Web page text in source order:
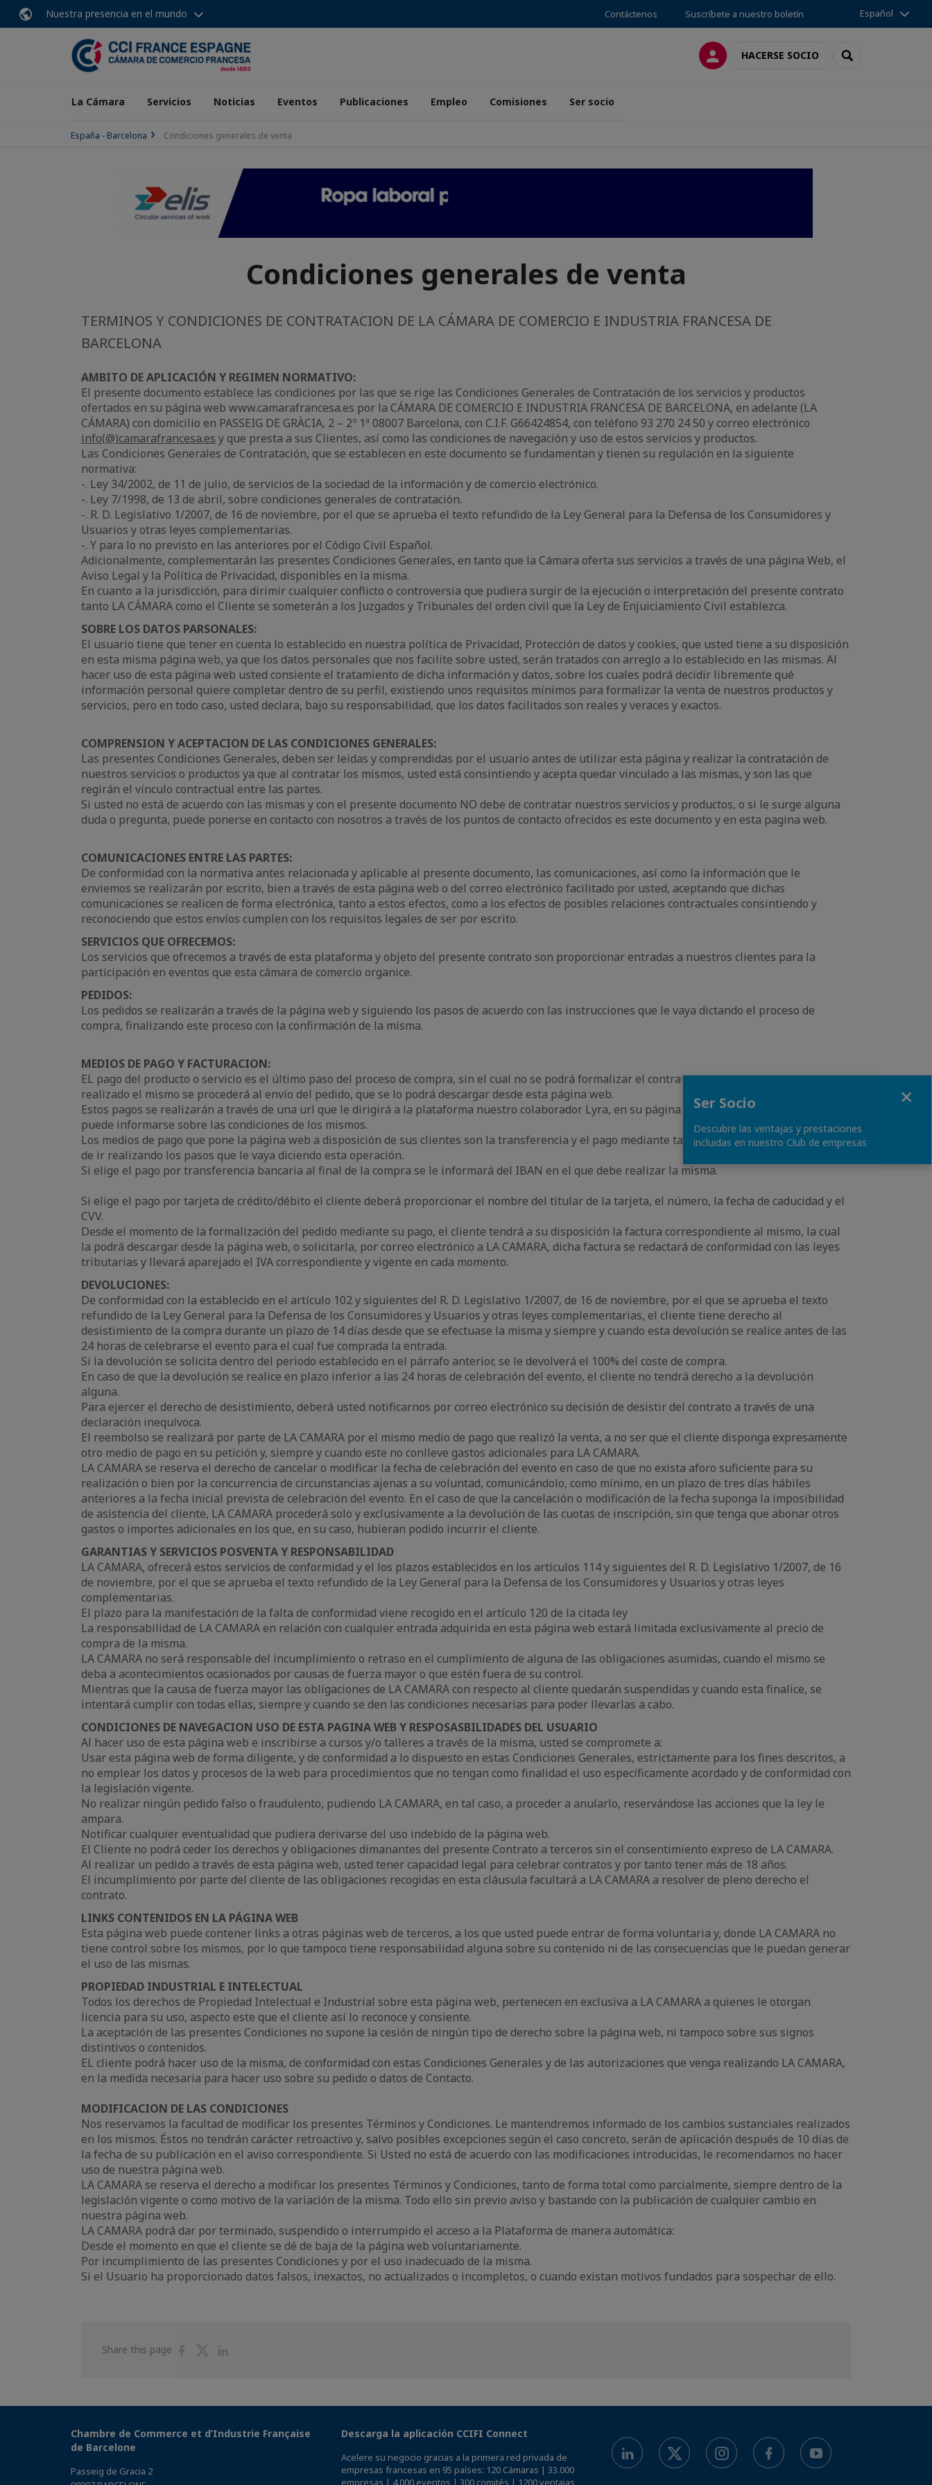
Nuestra presencia en el mundo Contáctenos Suscríbete a nuestro boletín Español
CONECTARSE
HACERSE SOCIO SEARCH
La Cámara Servicios Noticias Eventos Publicaciones Empleo Comisiones Ser socio
España - Barcelona Condiciones generales de venta
Condiciones generales de venta
TERMINOS Y CONDICIONES DE CONTRATACION DE LA CÁMARA DE COMERCIO E INDUSTRIA FRANCESA DE
BARCELONA
AMBITO DE APLICACIÓN Y REGIMEN NORMATIVO:
El presente documento establece las condiciones por las que se rige las Condiciones Generales de Contratación de los servicios y productos
ofertados en su página web www.camarafrancesa.es por la CÁMARA DE COMERCIO E INDUSTRIA FRANCESA DE BARCELONA, en adelante (LA
CÁMARA) con domicilio en PASSEIG DE GRÀCIA, 2 – 2º 1ª 08007 Barcelona, con C.I.F. G66424854, con teléfono 93 270 24 50 y correo electrónico
info(@)camarafrancesa.es y que presta a sus Clientes, así como las condiciones de navegación y uso de estos servicios y productos.
Las Condiciones Generales de Contratación, que se establecen en este documento se fundamentan y tienen su regulación en la siguiente
normativa:
-. Ley 34/2002, de 11 de julio, de servicios de la sociedad de la información y de comercio electrónico.
-. Ley 7/1998, de 13 de abril, sobre condiciones generales de contratación.
-. R. D. Legislativo 1/2007, de 16 de noviembre, por el que se aprueba el texto refundido de la Ley General para la Defensa de los Consumidores y
Usuarios y otras leyes complementarias.
-. Y para lo no previsto en las anteriores por el Código Civil Español.
Adicionalmente, complementarán las presentes Condiciones Generales, en tanto que la Cámara oferta sus servicios a través de una página Web, el
Aviso Legal y la Política de Privacidad, disponibles en la misma.
En cuanto a la jurisdicción, para dirimir cualquier conflicto o controversia que pudiera surgir de la ejecución o interpretación del presente contrato
tanto LA CÁMARA como el Cliente se someterán a los Juzgados y Tribunales del orden civil que la Ley de Enjuiciamiento Civil establezca.
SOBRE LOS DATOS PARSONALES:
El usuario tiene que tener en cuenta lo establecido en nuestra política de Privacidad, Protección de datos y cookies, que usted tiene a su disposición
en esta misma página web, ya que los datos personales que nos facilite sobre usted, serán tratados con arreglo a lo establecido en las mismas. Al
hacer uso de esta página web usted consiente el tratamiento de dicha información y datos, sobre los cuales podrá decidir libremente qué
información personal quiere completar dentro de su perfil, existiendo unos requisitos mínimos para formalizar la venta de nuestros productos y
servicios, pero en todo caso, usted declara, bajo su responsabilidad, que los datos facilitados son reales y veraces y exactos.
COMPRENSION Y ACEPTACION DE LAS CONDICIONES GENERALES:
Las presentes Condiciones Generales, deben ser leídas y comprendidas por el usuario antes de utilizar esta página y realizar la contratación de
nuestros servicios o productos ya que al contratar los mismos, usted está consintiendo y acepta quedar vinculado a las mismas, y son las que
regirán el vínculo contractual entre las partes.
Si usted no está de acuerdo con las mismas y con el presente documento NO debe de contratar nuestros servicios y productos, o si le surge alguna
duda o pregunta, puede ponerse en contacto con nosotros a través de los puntos de contacto ofrecidos es este documento y en esta pagina web.
COMUNICACIONES ENTRE LAS PARTES:
De conformidad con la normativa antes relacionada y aplicable al presente documento, las comunicaciones, así como la información que le
enviemos se realizarán por escrito, bien a través de esta página web o del correo electrónico facilitado por usted, aceptando que dichas
comunicaciones se realicen de forma electrónica, tanto a estos efectos, como a los efectos de posibles relaciones contractuales consintiendo y
reconociendo que estos envíos cumplen con los requisitos legales de ser por escrito.
SERVICIOS QUE OFRECEMOS:
Los servicios que ofrecemos a través de esta plataforma y objeto del presente contrato son proporcionar entradas a nuestros clientes para la
participación en eventos que esta cámara de comercio organice.
PEDIDOS:
Los pedidos se realizarán a través de la página web y siguiendo los pasos de acuerdo con las instrucciones que le vaya dictando el proceso de
compra, finalizando este proceso con la confirmación de la misma.
MEDIOS DE PAGO Y FACTURACION:
EL pago del producto o servicio es el último paso del proceso de compra, sin el cual no se podrá formalizar el contrato de compraventa y una vez
realizado el mismo se procederá al envío del pedido, que se lo podrá descargar desde esta página web.
Estos pagos se realizarán a través de una url que le dirigirá a la plataforma nuestro colaborador Lyra, en su página web www.lyra.com el cliente
puede informarse sobre las condiciones de los mismos.
Los medios de pago que pone la página web a disposición de sus clientes son la transferencia y el pago mediante tarjeta de crédito/débito y deberá
de ir realizando los pasos que le vaya diciendo esta operación.
Si elige el pago por transferencia bancaria al final de la compra se le informará del IBAN en el que debe realizar la misma.
Si elige el pago por tarjeta de crédito/débito el cliente deberá proporcionar el nombre del titular de la tarjeta, el número, la fecha de caducidad y el
CVV.
Desde el momento de la formalización del pedido mediante su pago, el cliente tendrá a su disposición la factura correspondiente al mismo, la cual
la podrá descargar desde la página web, o solicitarla, por correo electrónico a LA CAMARA, dicha factura se redactará de conformidad con las leyes
tributarias y llevará aparejado el IVA correspondiente y vigente en cada momento.
DEVOLUCIONES:
De conformidad con la establecido en el artículo 102 y siguientes del R. D. Legislativo 1/2007, de 16 de noviembre, por el que se aprueba el texto
refundido de la Ley General para la Defensa de los Consumidores y Usuarios y otras leyes complementarias, el cliente tiene derecho al
desistimiento de la compra durante un plazo de 14 días desde que se efectuase la misma y siempre y cuando esta devolución se realice antes de las
24 horas de celebrarse el evento para el cual fue comprada la entrada.
Si la devolución se solicita dentro del periodo establecido en el párrafo anterior, se le devolverá el 100% del coste de compra.
En caso de que la devolución se realice en plazo inferior a las 24 horas de celebración del evento, el cliente no tendrá derecho a la devolución
alguna.
Para ejercer el derecho de desistimiento, deberá usted notificarnos por correo electrónico su decisión de desistir del contrato a través de una
declaración inequívoca.
El reembolso se realizará por parte de LA CAMARA por el mismo medio de pago que realizó la venta, a no ser que el cliente disponga expresamente
otro medio de pago en su petición y, siempre y cuando este no conlleve gastos adicionales para LA CAMARA.
LA CAMARA se reserva el derecho de cancelar o modificar la fecha de celebración del evento en caso de que no exista aforo suficiente para su
realización o bien por la concurrencia de circunstancias ajenas a su voluntad, comunicándolo, como mínimo, en un plazo de tres días hábiles
anteriores a la fecha inicial prevista de celebración del evento. En el caso de que la cancelación o modificación de la fecha suponga la imposibilidad
de asistencia del cliente, LA CAMARA procederá solo y exclusivamente a la devolución de las cuotas de inscripción, sin que tenga que abonar otros
gastos o importes adicionales en los que, en su caso, hubieran podido incurrir el cliente.
GARANTIAS Y SERVICIOS POSVENTA Y RESPONSABILIDAD
LA CAMARA, ofrecerá estos servicios de conformidad y el los plazos establecidos en los artículos 114 y siguientes del R. D. Legislativo 1/2007, de 16
de noviembre, por el que se aprueba el texto refundido de la Ley General para la Defensa de los Consumidores y Usuarios y otras leyes
complementarias.
El plazo para la manifestación de la falta de conformidad viene recogido en el artículo 120 de la citada ley
La responsabilidad de LA CAMARA en relación con cualquier entrada adquirida en esta página web estará limitada exclusivamente al precio de
compra de la misma.
LA CAMARA no será responsable del incumplimiento o retraso en el cumplimiento de alguna de las obligaciones asumidas, cuando el mismo se
deba a acontecimientos ocasionados por causas de fuerza mayor o que estén fuera de su control.
Mientras que la causa de fuerza mayor las obligaciones de LA CAMARA con respecto al cliente quedarán suspendidas y cuando esta finalice, se
intentará cumplir con todas ellas, siempre y cuando se den las condiciones necesarias para poder llevarlas a cabo.
CONDICIONES DE NAVEGACION USO DE ESTA PAGINA WEB Y RESPOSASBILIDADES DEL USUARIO
Al hacer uso de esta página web e inscribirse a cursos y/o talleres a través de la misma, usted se compromete a:
Usar esta página web de forma diligente, y de conformidad a lo dispuesto en estas Condiciones Generales, estrictamente para los fines descritos, a
no emplear los datos y procesos de la web para procedimientos que no tengan como finalidad el uso específicamente acordado y de conformidad con
la legislación vigente.
No realizar ningún pedido falso o fraudulento, pudiendo LA CAMARA, en tal caso, a proceder a anularlo, reservándose las acciones que la ley le
ampara.
Notificar cualquier eventualidad que pudiera derivarse del uso indebido de la página web.
El Cliente no podrá ceder los derechos y obligaciones dimanantes del presente Contrato a terceros sin el consentimiento expreso de LA CAMARA.
Al realizar un pedido a través de esta página web, usted tener capacidad legal para celebrar contratos y por tanto tener más de 18 años.
El incumplimiento por parte del cliente de las obligaciones recogidas en esta cláusula facultará a LA CAMARA a resolver de pleno derecho el
contrato.
LINKS CONTENIDOS EN LA PÁGINA WEB
Esta página web puede contener links a otras páginas web de terceros, a los que usted puede entrar de forma voluntaria y, donde LA CAMARA no
tiene control sobre los mismos, por lo que tampoco tiene responsabilidad alguna sobre su contenido ni de las consecuencias que le puedan generar
el uso de las mismas.
PROPIEDAD INDUSTRIAL E INTELECTUAL
Todos los derechos de Propiedad Intelectual e Industrial sobre esta página web, pertenecen en exclusiva a LA CAMARA a quienes le otorgan
licencia para su uso, aspecto este que el cliente así lo reconoce y consiente.
La aceptación de las presentes Condiciones no supone la cesión de ningún tipo de derecho sobre la página web, ni tampoco sobre sus signos
distintivos o contenidos.
EL cliente podrá hacer uso de la misma, de conformidad con estas Condiciones Generales y de las autorizaciones que venga realizando LA CAMARA,
en la medida necesaria para hacer uso sobre su pedido o datos de Contacto.
MODIFICACION DE LAS CONDICIONES
Nos reservamos la facultad de modificar los presentes Términos y Condiciones. Le mantendremos informado de los cambios sustanciales realizados
en los mismos. Éstos no tendrán carácter retroactivo y, salvo posibles excepciones según el caso concreto, serán de aplicación después de 10 días de
la fecha de su publicación en el aviso correspondiente. Si Usted no está de acuerdo con las modificaciones introducidas, le recomendamos no hacer
uso de nuestra página web.
LA CAMARA se reserva el derecho a modificar los presentes Términos y Condiciones, tanto de forma total como parcialmente, siempre dentro de la
legislación vigente o como motivo de la variación de la misma. Todo ello sin previo aviso y bastando con la publicación de cualquier cambio en
nuestra página web.
LA CAMARA podrá dar por terminado, suspendido o interrumpido el acceso a la Plataforma de manera automática:
Desde el momento en que el cliente se dé de baja de la página web voluntariamente.
Por incumplimiento de las presentes Condiciones y por el uso inadecuado de la misma.
Si el Usuario ha proporcionado datos falsos, inexactos, no actualizados o incompletos, o cuando existan motivos fundados para sospechar de ello.
Share this page
ShareShare
Chambre de Commerce et d’Industrie Française
de Barcelone
Passeig de Gracia 2
Descarga la aplicación CCIFI Connect
Acelere su negocio gracias a la primera red privada de
empresas francesas en 95 países: 120 Cámaras | 33.000
empresas | 4.000 eventos | 300 comités | 1200 ventajas
Ser Socio
Descubre las ventajas y prestaciones
incluidas en nuestro Club de empresas